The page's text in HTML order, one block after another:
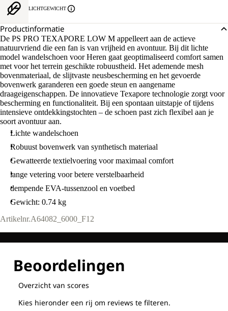
LICHTGEWICHT
Productinformatie
De PS PRO TEXAPORE LOW M appelleert aan de actieve
natuurvriend die een fan is van vrijheid en avontuur. Bij dit lichte
model wandelschoen voor Heren gaat geoptimaliseerd comfort samen
met voor het terrein geschikte robuustheid. Het ademende mesh
bovenmateriaal, de slijtvaste neusbescherming en het gevoerde
bovenwerk garanderen een goede steun en aangename
draageigenschappen. De innovatieve Texapore technologie zorgt voor
bescherming en functionaliteit. Bij een spontaan uitstapje of tijdens
intensieve ontdekkingstochten – de schoen past zich flexibel aan je
soort avontuur aan.
Lichte wandelschoen
Robuust bovenwerk van synthetisch materiaal
Gewatteerde textielvoering voor maximaal comfort
lange vetering voor betere verstelbaarheid
dempende EVA-tussenzool en voetbed
Gewicht: 0.74 kg
Artikelnr.A64082_6000_F12